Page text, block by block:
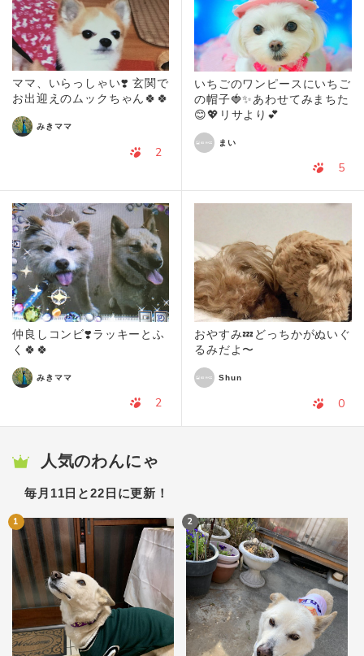
ママ、いらっしゃい❣️ 玄関で
お出迎えのムックちゃん🍀🍀
みきママ
2
いちごのワンピースにいちご
の帽子🍓✨あわせてみまちた
😊💖リサより💕
まい
5
仲良しコンビ❣️ラッキーとふ
く🍀🍀
みきママ
2
おやすみ💤どっちかがぬいぐ
るみだよ〜
Shun
0
人気のわんにゃ
毎月11日と22日に更新！
1 2